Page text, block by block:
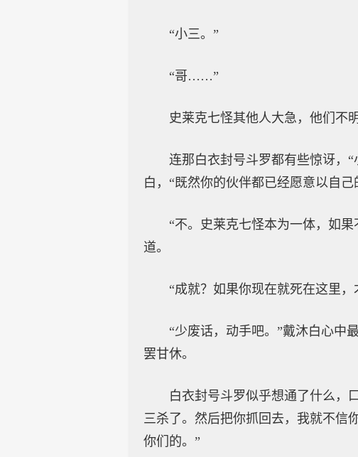
“小三。”
“哥……”
史莱克七怪其他人大急，他们不
连那白衣封号斗罗都有些惊讶，
白，“既然你的伙伴都已经愿意以自
“不。史莱克七怪本为一体，如
道。
“成就？如果你现在就死在这里
“少废话，动手吧。”戴沐白心中
罢甘休。
白衣封号斗罗似乎想通了什么，
三杀了。然后把你抓回去，我就不信
你们的。”